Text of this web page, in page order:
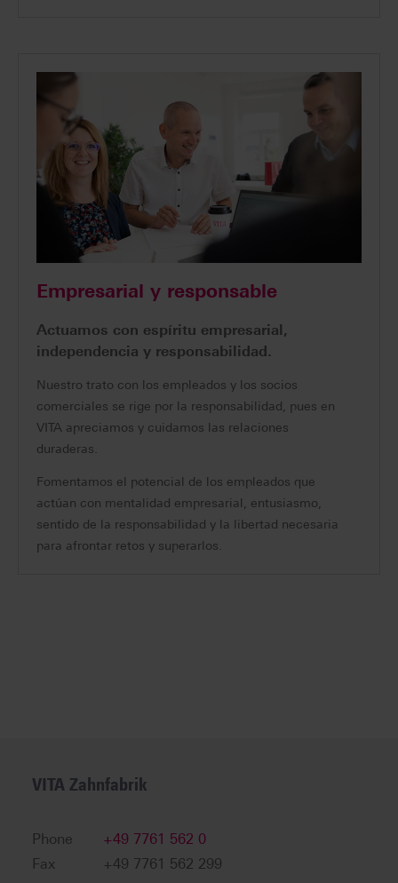
Empresarial y responsable
Actuamos con espíritu empresarial,
independencia y responsabilidad.
Nuestro trato con los empleados y los socios
comerciales se rige por la responsabilidad, pues en
VITA apreciamos y cuidamos las relaciones
duraderas.
Fomentamos el potencial de los empleados que
actúan con mentalidad empresarial, entusiasmo,
sentido de la responsabilidad y la libertad necesaria
para afrontar retos y superarlos.
VITA Zahnfabrik
Phone
+49 7761 562 0
Fax
+49 7761 562 299